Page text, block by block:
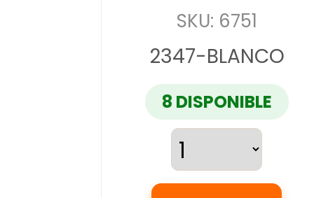
SKU: 6751
2347-BLANCO
8 DISPONIBLE